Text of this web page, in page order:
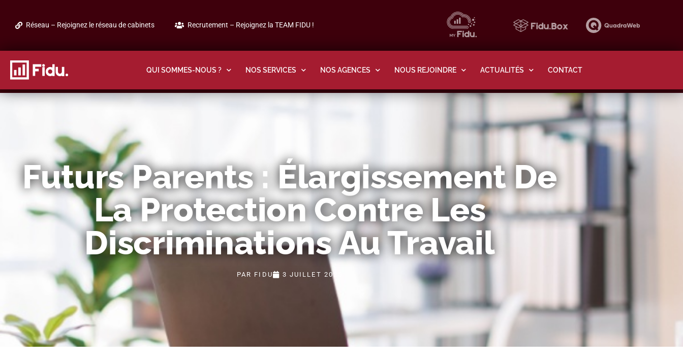
Réseau – Rejoignez le réseau de cabinets Recrutement – Rejoignez la TEAM FIDU !
QUI SOMMES-NOUS ? NOS SERVICES NOS AGENCES NOUS REJOINDRE ACTUALITÉS CONTACT
Futurs Parents : Élargissement De
La Protection Contre Les
Discriminations Au Travail
PAR FIDU 3 JUILLET 2025